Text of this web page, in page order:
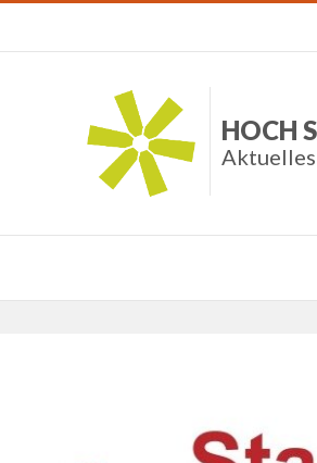
HOCH
Aktuelles